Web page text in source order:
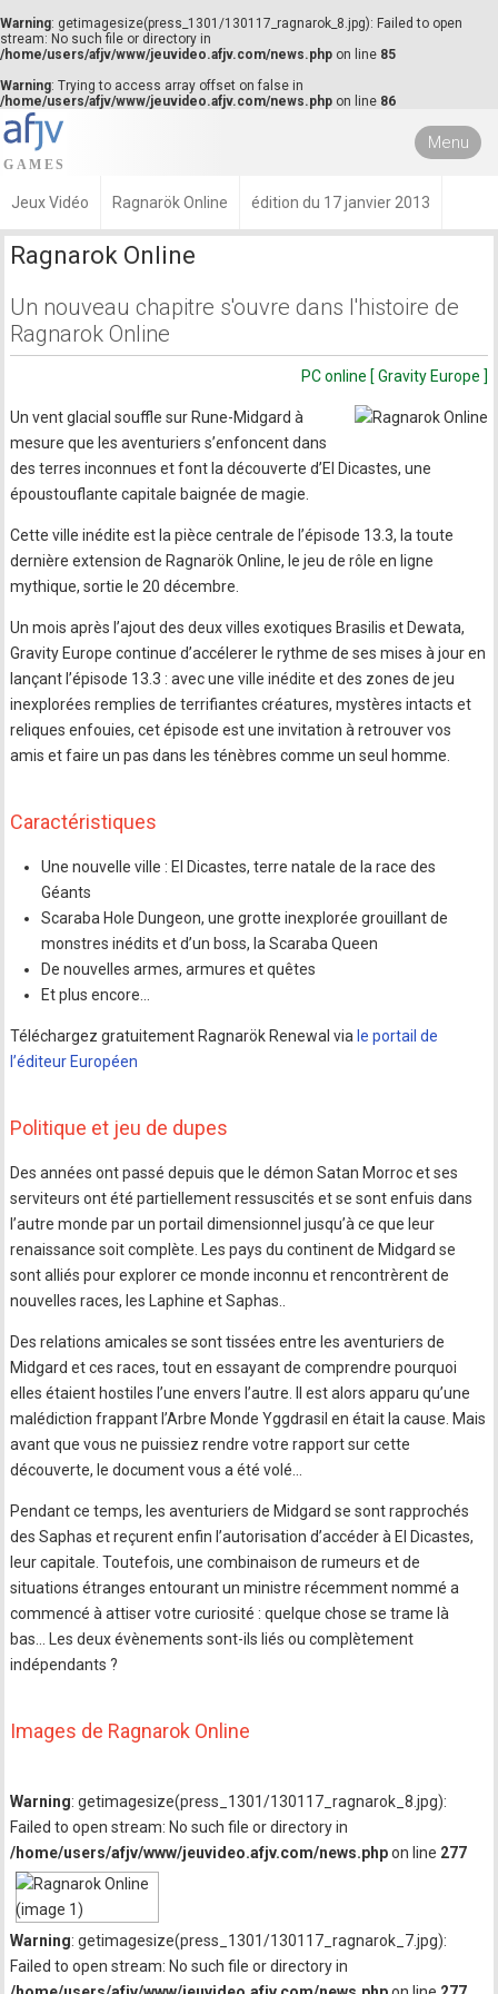
Warning: getimagesize(press_1301/130117_ragnarok_8.jpg): Failed to open
stream: No such file or directory in
/home/users/afjv/www/jeuvideo.afjv.com/news.php on line 85
Warning: Trying to access array offset on false in
/home/users/afjv/www/jeuvideo.afjv.com/news.php on line 86
Menu
Jeux Vidéo Ragnarök Online édition du 17 janvier 2013
Ragnarok Online
Un nouveau chapitre s'ouvre dans l'histoire de
Ragnarok Online
PC online [ Gravity Europe ]
Un vent glacial souffle sur Rune-Midgard à
mesure que les aventuriers s’enfoncent dans
des terres inconnues et font la découverte d’El Dicastes, une
époustouflante capitale baignée de magie.
Cette ville inédite est la pièce centrale de l’épisode 13.3, la toute
dernière extension de Ragnarök Online, le jeu de rôle en ligne
mythique, sortie le 20 décembre.
Un mois après l’ajout des deux villes exotiques Brasilis et Dewata,
Gravity Europe continue d’accélerer le rythme de ses mises à jour en
lançant l’épisode 13.3 : avec une ville inédite et des zones de jeu
inexplorées remplies de terrifiantes créatures, mystères intacts et
reliques enfouies, cet épisode est une invitation à retrouver vos
amis et faire un pas dans les ténèbres comme un seul homme.
Caractéristiques
Une nouvelle ville : El Dicastes, terre natale de la race des
Géants
Scaraba Hole Dungeon, une grotte inexplorée grouillant de
monstres inédits et d’un boss, la Scaraba Queen
De nouvelles armes, armures et quêtes
Et plus encore…
Téléchargez gratuitement Ragnarök Renewal via le portail de
l’éditeur Européen
Politique et jeu de dupes
Des années ont passé depuis que le démon Satan Morroc et ses
serviteurs ont été partiellement ressuscités et se sont enfuis dans
l’autre monde par un portail dimensionnel jusqu’à ce que leur
renaissance soit complète. Les pays du continent de Midgard se
sont alliés pour explorer ce monde inconnu et rencontrèrent de
nouvelles races, les Laphine et Saphas..
Des relations amicales se sont tissées entre les aventuriers de
Midgard et ces races, tout en essayant de comprendre pourquoi
elles étaient hostiles l’une envers l’autre. Il est alors apparu qu’une
malédiction frappant l’Arbre Monde Yggdrasil en était la cause. Mais
avant que vous ne puissiez rendre votre rapport sur cette
découverte, le document vous a été volé…
Pendant ce temps, les aventuriers de Midgard se sont rapprochés
des Saphas et reçurent enfin l’autorisation d’accéder à El Dicastes,
leur capitale. Toutefois, une combinaison de rumeurs et de
situations étranges entourant un ministre récemment nommé a
commencé à attiser votre curiosité : quelque chose se trame là
bas… Les deux évènements sont-ils liés ou complètement
indépendants ?
Images de Ragnarok Online
Warning: getimagesize(press_1301/130117_ragnarok_8.jpg):
Failed to open stream: No such file or directory in
/home/users/afjv/www/jeuvideo.afjv.com/news.phpon line 277
Warning: getimagesize(press_1301/130117_ragnarok_7.jpg):
Failed to open stream: No such file or directory in